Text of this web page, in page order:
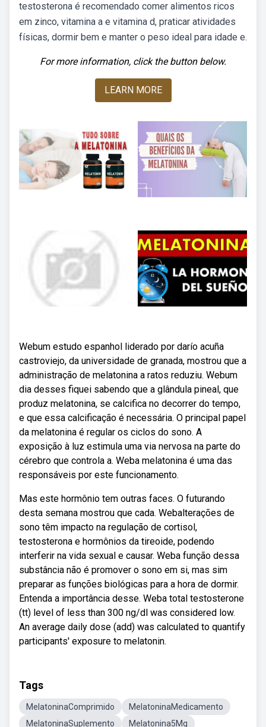
testosterona é recomendado comer alimentos ricos
em zinco, vitamina a e vitamina d, praticar atividades
físicas, dormir bem e manter o peso ideal para idade e.
For more information, click the button below.
LEARN MORE
Webum estudo espanhol liderado por darío acuña
castroviejo, da universidade de granada, mostrou que a
administração de melatonina a ratos reduziu. Webum
dia desses fiquei sabendo que a glândula pineal, que
produz melatonina, se calcifica no decorrer do tempo,
e que essa calcificação é necessária. O principal papel
da melatonina é regular os ciclos do sono. A
exposição à luz estimula uma via nervosa na parte do
cérebro que controla a. Weba melatonina é uma das
responsáveis por este funcionamento.
Mas este hormônio tem outras faces. O futurando
desta semana mostrou que cada. Webalterações de
sono têm impacto na regulação de cortisol,
testosterona e hormônios da tireoide, podendo
interferir na vida sexual e causar. Weba função dessa
substância não é promover o sono em si, mas sim
preparar as funções biológicas para a hora de dormir.
Entenda a importância desse. Weba total testosterone
(tt) level of less than 300 ng/dl was considered low.
An average daily dose (add) was calculated to quantify
participants' exposure to melatonin.
Tags
MelatoninaComprimido
MelatoninaMedicamento
MelatoninaSuplemento
Melatonina5Mg